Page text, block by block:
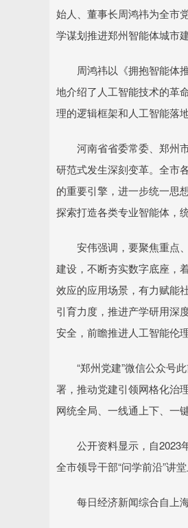
始人、董事长周鸿祎为全市
学谋划推进郑州智能体城市建
周鸿祎以《拥抱智能体推
地介绍了人工智能技术的革
理的逻辑框架和人工智能落
河南省省委常委、郑州市
研范式发生深刻变革。全市
的重要引擎，进一步统一思
探索打造各类专业智能体，
安伟强调，要聚焦重点、
建设，不断夯实数字底座，
效应的应用场景，有力赋能
引育力度，推进产学研用深
安全，前瞻推进人工智能伦
“郑州党建”微信公众号此
署，推动党建引领网格化治
网统全局、一线通上下、一
公开资料显示，自2023年
全市领导干部“问学前沿”讲
每日经济新闻综合自上海